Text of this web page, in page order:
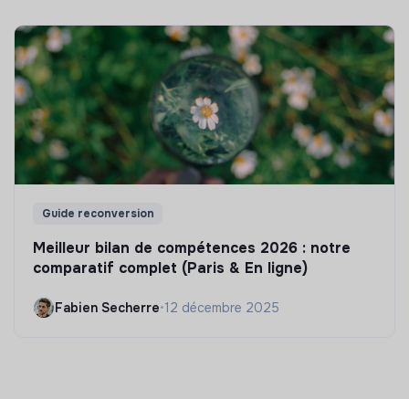
Guide reconversion
Meilleur bilan de compétences 2026 : notre
comparatif complet (Paris & En ligne)
Fabien Secherre•12 décembre 2025